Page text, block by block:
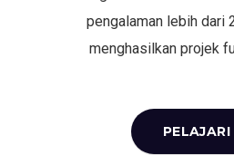
pengalaman lebih dari
menghasilkan projek